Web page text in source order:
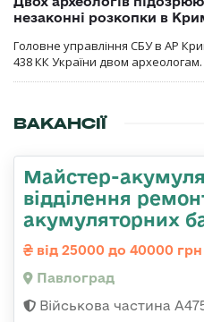
незаконні розкопки в
Головне управління СБУ в АР
438 КК України двом археологам.
ВАКАНСІЇ
Майстер-
відділення
акумуляторних
від 25000 до 40000 грн
Павлоград
Військова частина